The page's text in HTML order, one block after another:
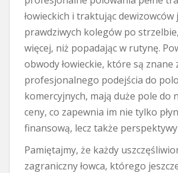
łowieckich i traktując dewizowców
prawdziwych kolegów po
więcej, niż popadając w rutynę.
obwody łowieckie, które są znane
profesjonalnego podejścia do
komercyjnych, mają duże pole do
ceny, co zapewnia im nie tylko
finansową, lecz także
Pamiętajmy, że każdy
zagraniczny łowca, którego